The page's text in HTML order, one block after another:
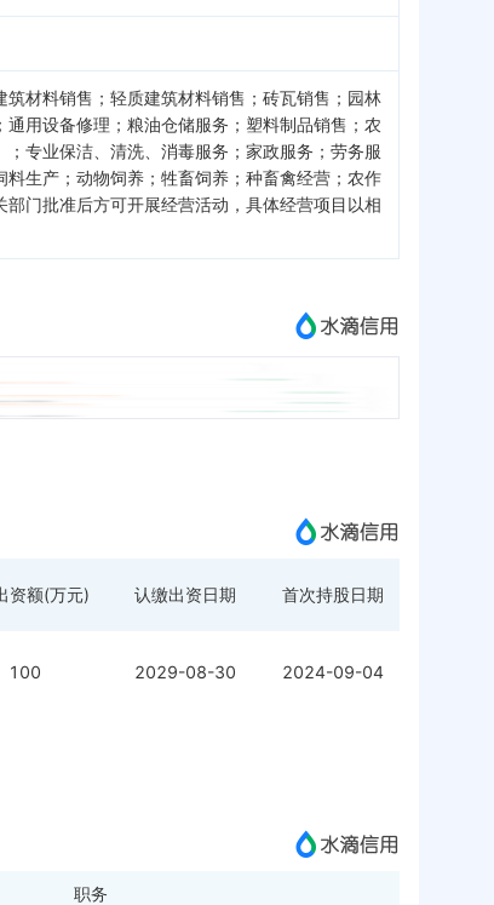
材料销售；轻质建筑材料销售；砖瓦销售；园林
用设备修理；粮油仓储服务；塑料制品销售；农
专业保洁、清洗、消毒服务；家政服务；劳务服
生产；动物饲养；牲畜饲养；种畜禽经营；农作
门批准后方可开展经营活动，具体经营项目以相
资额(万元) 认缴出资日期 首次持股日期
100 2029-08-30 2024-09-04
职务